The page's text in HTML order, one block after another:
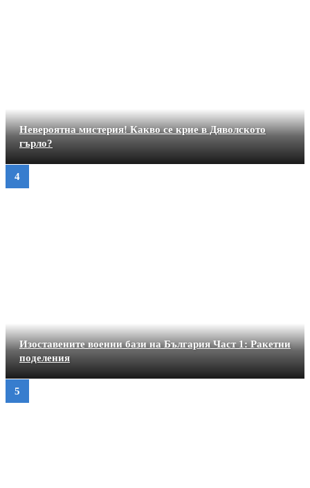
Невероятна мистерия! Какво се крие в Дяволското
гърло?
Изоставените военни бази на България Част 1: Ракетни
поделения